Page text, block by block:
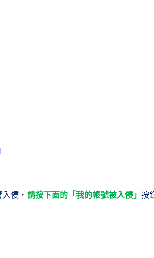
入侵，請按下面的「我的帳號被入侵」按